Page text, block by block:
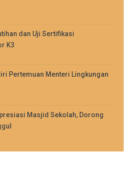
dan Uji Sertifikasi
K3
Pertemuan Menteri Lingkungan
Masjid Sekolah, Dorong